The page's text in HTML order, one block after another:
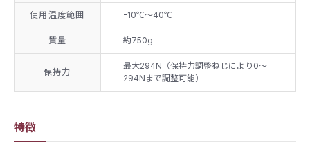
使用温度範囲 -10℃～40℃
質量 約750g
保持力
最大294N（保持力調整ねじにより0～
294Nまで調整可能）
特徴